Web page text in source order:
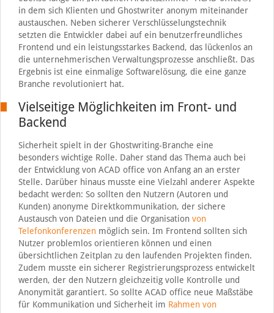
in dem sich Klienten und Ghostwriter anonym miteinander
austauschen. Neben sicherer Verschlüsselungstechnik
setzten die Entwickler dabei auf ein benutzerfreundliches
Frontend und ein leistungsstarkes Backend, das lückenlos an
die unternehmerischen Verwaltungsprozesse anschließt. Das
Ergebnis ist eine einmalige Softwarelösung, die eine ganze
Branche revolutioniert hat.
Vielseitige Möglichkeiten im Front- und
Backend
Sicherheit spielt in der Ghostwriting-Branche eine
besonders wichtige Rolle. Daher stand das Thema auch bei
der Entwicklung von ACAD office von Anfang an an erster
Stelle. Darüber hinaus musste eine Vielzahl anderer Aspekte
bedacht werden: So sollten den Nutzern (Autoren und
Kunden) anonyme Direktkommunikation, der sichere
Austausch von Dateien und die Organisation von
Telefonkonferenzenmöglich sein. Im Frontend sollten sich
Nutzer problemlos orientieren können und einen
übersichtlichen Zeitplan zu den laufenden Projekten finden.
Zudem musste ein sicherer Registrierungsprozess entwickelt
werden, der den Nutzern gleichzeitig volle Kontrolle und
Anonymität garantiert. So sollte ACAD office neue Maßstäbe
für Kommunikation und Sicherheit im Rahmen von